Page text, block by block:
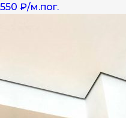
550 ₽/м.пог.